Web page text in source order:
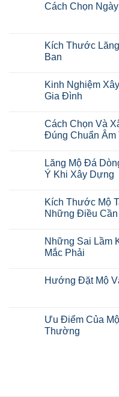
Cách Chọn
Kích Thước
Ban
Kinh Nghiệm
Gia Đình
Cách Chọn Và
Đúng Chuẩn Âm
Lăng Mộ Đá
Ý Khi Xây Dựng
Kích Thước Mộ
Những Điều
Những Sai Lầm
Mắc Phải
Hướng Đặt Mộ
Ưu Điểm Của
Thường